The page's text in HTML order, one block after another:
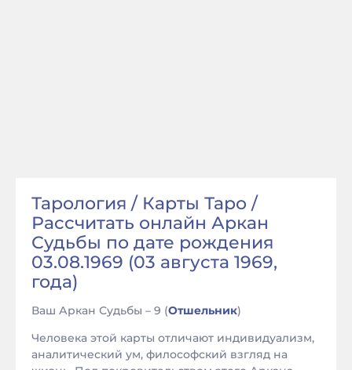
Тарология / Карты Таро /
Рассчитать онлайн Аркан
Судьбы по дате рождения
03.08.1969 (03 августа 1969,
года)
Ваш Аркан Судьбы – 9 (Отшельник)
Человека этой карты отличают индивидуализм,
аналитический ум, философский взгляд на